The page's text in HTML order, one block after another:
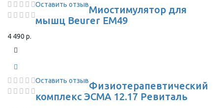
Оставить отзывМиостимулятор для
мышц Beurer EM49
4 490 р.
Оставить отзывФизиотерапевтический
комплекс ЭСМА 12.17 Ревиталь